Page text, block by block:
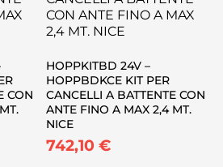
CON
HOPPKITBD 24V –
HOPPBDKCE KIT PER
CANCELLI A BATTENTE CON
ANTE FINO A MAX 2,4 MT.
NICE
742,10 €